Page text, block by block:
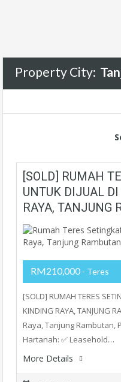
Property City:
[SOLD] RUMAH
UNTUK DIJUAL
RAYA, TANJUNG
RM210,000 - Teres
[SOLD] RUMAH TERES
KINDING RAYA, TANJUNG
Raya, Tanjung Rambutan,
Hartanah: ✅ Leasehold…
More Details